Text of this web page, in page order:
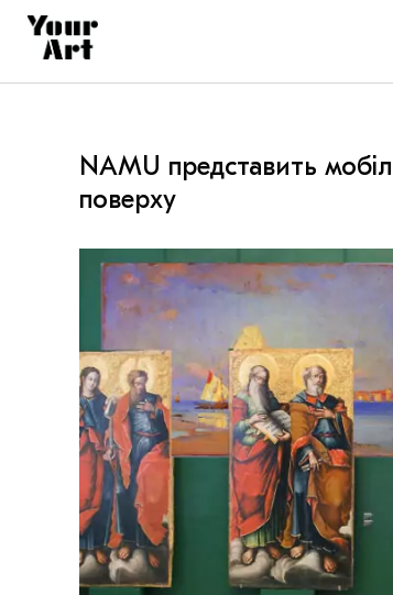
NAMU представить
поверху